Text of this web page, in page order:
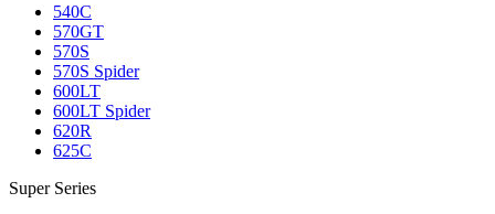
540C
570GT
570S
570S Spider
600LT
600LT Spider
620R
625C
Super Series